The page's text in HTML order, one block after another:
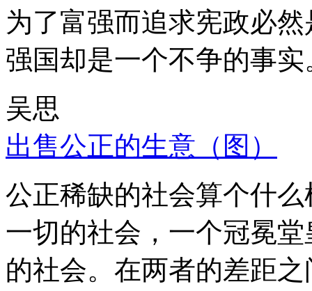
为了富强而追求宪政必
强国却是一个不争的事实
吴思
出售公正的生意（图）
公正稀缺的社会算个什
一切的社会，一个冠冕
的社会。在两者的差距